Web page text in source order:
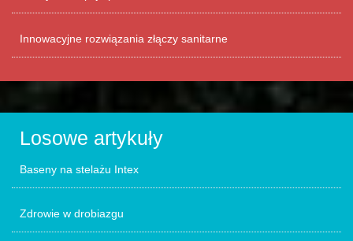
Innowacyjne rozwiązania złączy sanitarne
Losowe artykuły
Baseny na stelażu Intex
Zdrowie w drobiazgu